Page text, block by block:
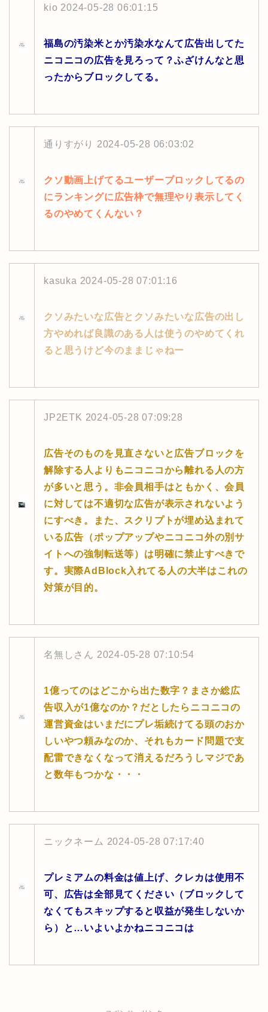
kio 2024-05-28 06:01:15
福島の汚染米とか汚染水なんて広告出してた
ニコニコの広告を見ろって？ふざけんなと思
ったからブロックしてる。
通りすがり 2024-05-28 06:03:02
クソ動画上げてるユーザーブロックしてるの
にランキングに広告枠で無理やり表示してく
るのやめてくんない？
kasuka 2024-05-28 07:01:16
クソみたいな広告とクソみたいな広告の出し
方やめれば良識のある人は使うのやめてくれ
ると思うけど今のままじゃねー
JP2ETK 2024-05-28 07:09:28
広告そのものを見直さないと広告ブロックを
解除する人よりもニコニコから離れる人の方
が多いと思う。非会員相手はともかく、会員
に対しては不適切な広告が表示されないよう
にすべき。また、スクリプトが埋め込まれて
いる広告（ポップアップやニコニコ外の別サ
イトへの強制転送等）は明確に禁止すべきで
す。実際AdBlock入れてる人の大半はこれの
対策が目的。
名無しさん 2024-05-28 07:10:54
1億ってのはどこから出た数字？まさか総広
告収入が1億なのか？だとしたらニコニコの
運営資金はいまだにプレ垢続けてる頭のおか
しいやつ頼みなのか、それもカード問題で支
配雷できなくなって消えるだろうしマジであ
と数年もつかな・・・
ニックネーム 2024-05-28 07:17:40
プレミアムの料金は値上げ、クレカは使用不
可、広告は全部見てください（ブロックして
なくてもスキップすると収益が発生しないか
ら）と…いよいよかねニコニコは